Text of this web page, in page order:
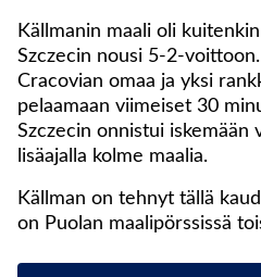
Källmanin maali oli
Szczecin nousi 5-2-
Cracovian omaa ja yksi
pelaamaan viimeiset 30
Szczecin onnistui iskemään
lisäajalla kolme maalia.
Källman on tehnyt tällä
on Puolan maalipörssissä